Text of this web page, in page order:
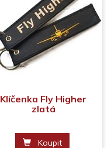
Klíčenka Fly Higher
zlatá
Koupit